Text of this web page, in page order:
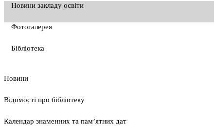
Новини закладу освіти
Фотогалерея
Бібліотека
Новини
Відомості про бібліотеку
Календар знаменних та пам’ятних дат